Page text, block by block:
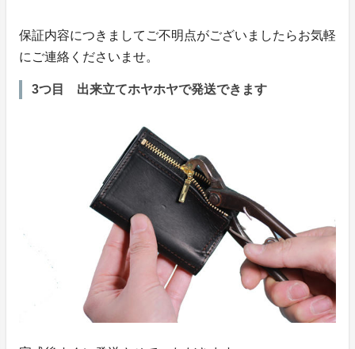
保証内容につきましてご不明点がございましたらお気軽
にご連絡くださいませ。
3つ目 出来立てホヤホヤで発送できます